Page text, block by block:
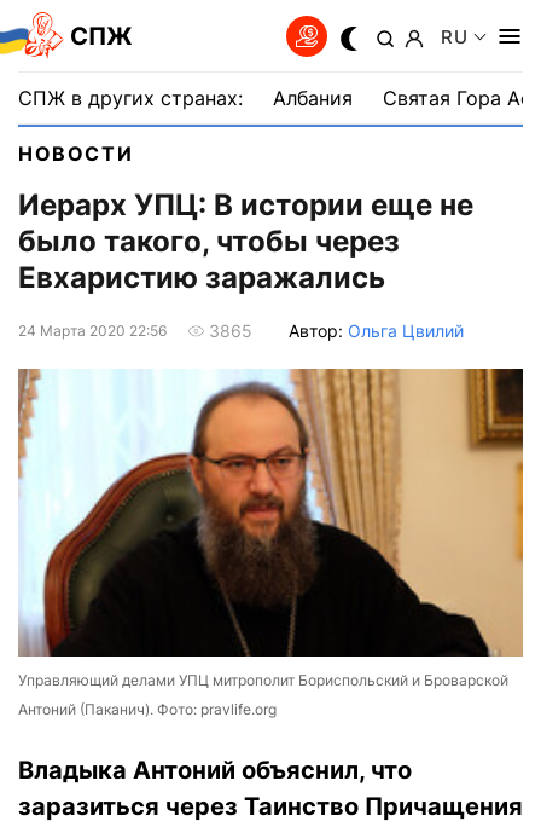
СПЖ RU
СПЖ в других странах: Албания Святая Гора
НОВОСТИ
Иерарх УПЦ: В истории еще не
было такого, чтобы через
Евхаристию заражались
24 Марта 2020 22:56 3865 Автор: Ольга Цвилий
Управляющий делами УПЦ митрополит Бориспольский и Броварской
Антоний (Паканич). Фото: pravlife.org
Владыка Антоний объяснил, что
заразиться через Таинство Причащения